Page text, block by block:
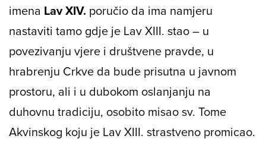
imena Lav XIV. poručio da ima namjeru
nastaviti tamo gdje je Lav XIII. stao – u
povezivanju vjere i društvene pravde, u
hrabrenju Crkve da bude prisutna u javnom
prostoru, ali i u dubokom oslanjanju na
duhovnu tradiciju, osobito misao sv. Tome
Akvinskog koju je Lav XIII. strastveno promicao.